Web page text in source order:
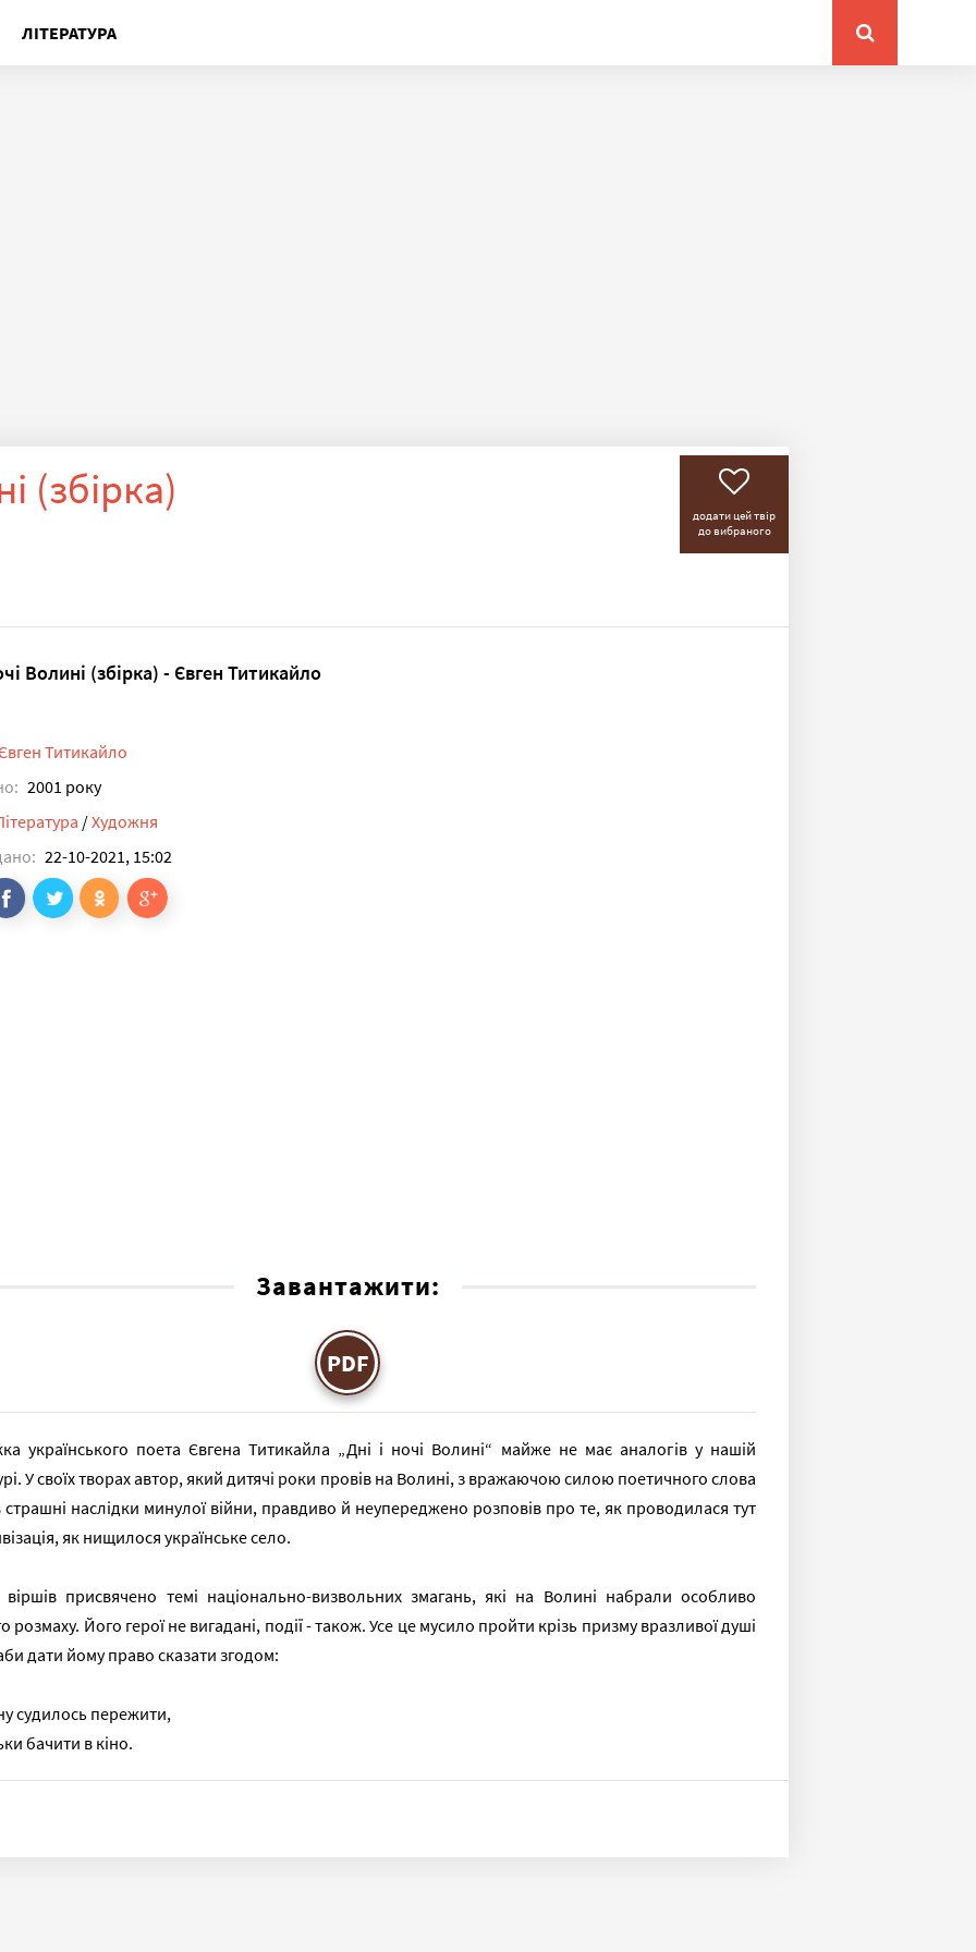
ЛІТЕРАТУРА
(збірка)
додати цей твір
до вибраного
Волині (збірка) - Євген Титикайло
Титикайло
2001 року
/Художня
22-10-2021, 15:02
Завантажити:
PDF
українського поета Євгена Титикайла „Дні і ночі Волині“ майже не має аналогів у нашій
У своїх творах автор, який дитячі роки провів на Волині, з вражаючою силою поетичного слова
страшні наслідки минулої війни, правдиво й неупереджено розповів про те, як проводилася тут
як нищилося українське село.
присвячено темі національно-визвольних змагань, які на Волині набрали особливо
розмаху. Його герої не вигадані, події - також. Усе це мусило пройти крізь призму вразливої душі
дати йому право сказати згодом:
судилось пережити,
бачити в кіно.